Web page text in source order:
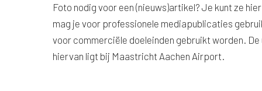
Foto nodig voor een (nieuws)artikel? Je kunt ze
mag je voor professionele mediapublicaties
voor commerciële doeleinden gebruikt worden.
hiervan ligt bij Maastricht Aachen Airport.